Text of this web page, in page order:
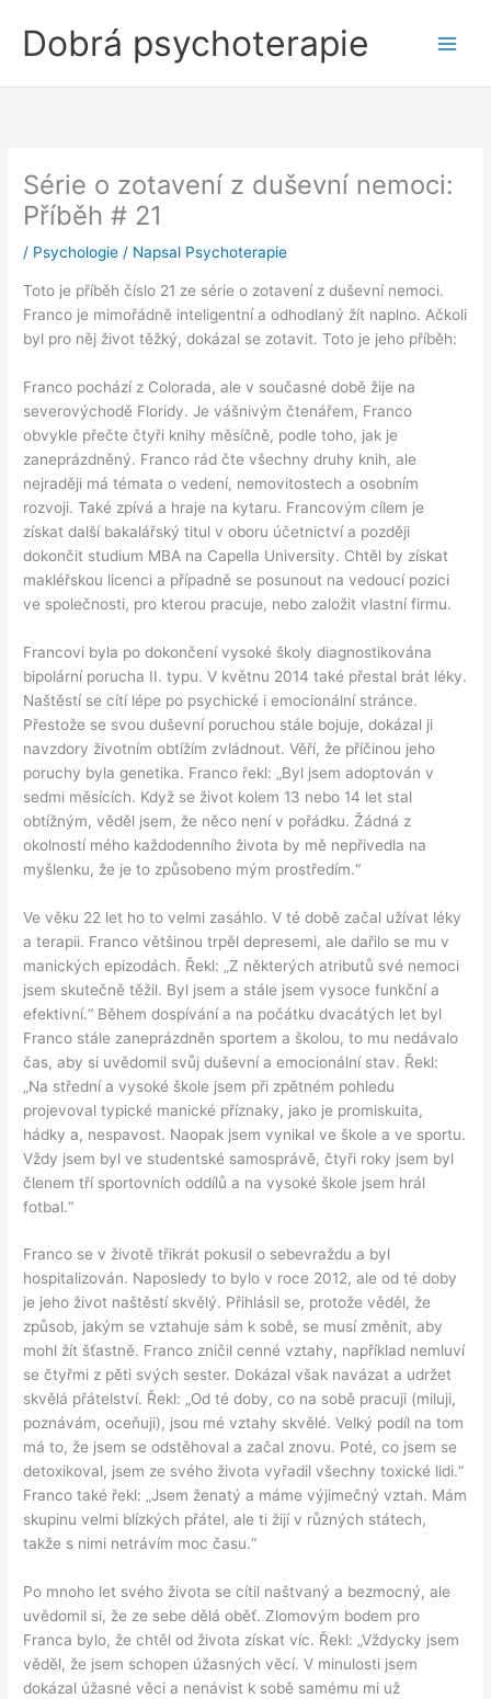
obsahDobrá psychoterapie
Série o zotavení z duševní nemoci:
Příběh # 21
/ Psychologie / Napsal Psychoterapie
Toto je příběh číslo 21 ze série o zotavení z duševní nemoci.
Franco je mimořádně inteligentní a odhodlaný žít naplno. Ačkoli
byl pro něj život těžký, dokázal se zotavit. Toto je jeho příběh:
Franco pochází z Colorada, ale v současné době žije na
severovýchodě Floridy. Je vášnivým čtenářem, Franco
obvykle přečte čtyři knihy měsíčně, podle toho, jak je
zaneprázdněný. Franco rád čte všechny druhy knih, ale
nejraději má témata o vedení, nemovitostech a osobním
rozvoji. Také zpívá a hraje na kytaru. Francovým cílem je
získat další bakalářský titul v oboru účetnictví a později
dokončit studium MBA na Capella University. Chtěl by získat
makléřskou licenci a případně se posunout na vedoucí pozici
ve společnosti, pro kterou pracuje, nebo založit vlastní firmu.
Francovi byla po dokončení vysoké školy diagnostikována
bipolární porucha II. typu. V květnu 2014 také přestal brát léky.
Naštěstí se cítí lépe po psychické i emocionální stránce.
Přestože se svou duševní poruchou stále bojuje, dokázal ji
navzdory životním obtížím zvládnout. Věří, že příčinou jeho
poruchy byla genetika. Franco řekl: „Byl jsem adoptován v
sedmi měsících. Když se život kolem 13 nebo 14 let stal
obtížným, věděl jsem, že něco není v pořádku. Žádná z
okolností mého každodenního života by mě nepřivedla na
myšlenku, že je to způsobeno mým prostředím.“
Ve věku 22 let ho to velmi zasáhlo. V té době začal užívat léky
a terapii. Franco většinou trpěl depresemi, ale dařilo se mu v
manických epizodách. Řekl: „Z některých atributů své nemoci
jsem skutečně těžil. Byl jsem a stále jsem vysoce funkční a
efektivní.“ Během dospívání a na počátku dvacátých let byl
Franco stále zaneprázdněn sportem a školou, to mu nedávalo
čas, aby si uvědomil svůj duševní a emocionální stav. Řekl:
„Na střední a vysoké škole jsem při zpětném pohledu
projevoval typické manické příznaky, jako je promiskuita,
hádky a, nespavost. Naopak jsem vynikal ve škole a ve sportu.
Vždy jsem byl ve studentské samosprávě, čtyři roky jsem byl
členem tří sportovních oddílů a na vysoké škole jsem hrál
fotbal.“
Franco se v životě třikrát pokusil o sebevraždu a byl
hospitalizován. Naposledy to bylo v roce 2012, ale od té doby
je jeho život naštěstí skvělý. Přihlásil se, protože věděl, že
způsob, jakým se vztahuje sám k sobě, se musí změnit, aby
mohl žít šťastně. Franco zničil cenné vztahy, například nemluví
se čtyřmi z pěti svých sester. Dokázal však navázat a udržet
skvělá přátelství. Řekl: „Od té doby, co na sobě pracuji (miluji,
poznávám, oceňuji), jsou mé vztahy skvělé. Velký podíl na tom
má to, že jsem se odstěhoval a začal znovu. Poté, co jsem se
detoxikoval, jsem ze svého života vyřadil všechny toxické lidi.“
Franco také řekl: „Jsem ženatý a máme výjimečný vztah. Mám
skupinu velmi blízkých přátel, ale ti žijí v různých státech,
takže s nimi netrávím moc času.“
Po mnoho let svého života se cítil naštvaný a bezmocný, ale
uvědomil si, že ze sebe dělá oběť. Zlomovým bodem pro
Franca bylo, že chtěl od života získat víc. Řekl: „Vždycky jsem
věděl, že jsem schopen úžasných věcí. V minulosti jsem
dokázal úžasné věci a nenávist k sobě samému mi už